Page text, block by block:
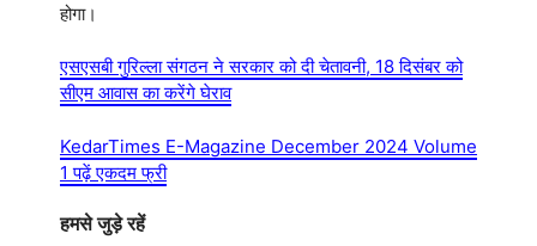
होगा।
एसएसबी गुरिल्ला संगठन ने सरकार को दी चेतावनी, 18 दिसंबर को
सीएम आवास का करेंगे घेराव
KedarTimes E-Magazine December 2024 Volume
1 पढ़ें एकदम फ्री
हमसे जुड़े रहें